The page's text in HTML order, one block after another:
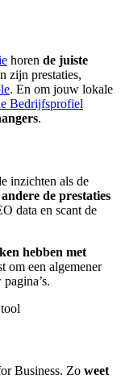
horen de juiste
zijn prestaties,
. En om jouw lokale
Bedrijfsprofiel
.
inzichten als de
de prestaties
data en scant de
hebben met
om een algemener
Business. Zo weet